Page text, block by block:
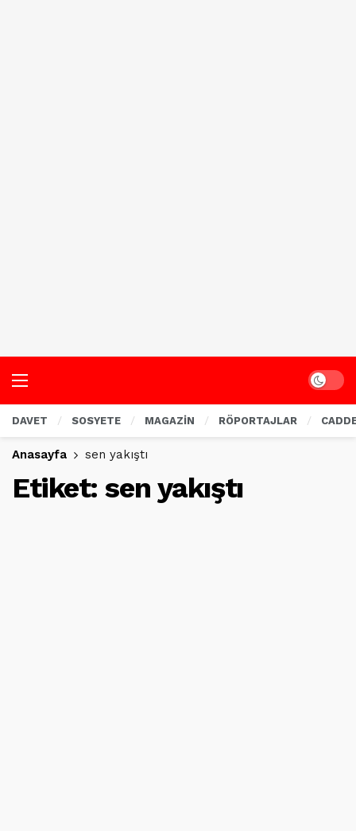
Dark
DAVET SOSYETE MAGAZİN RÖPORTAJLAR
Anasayfa sen yakıştı
Etiket: sen yakıştı